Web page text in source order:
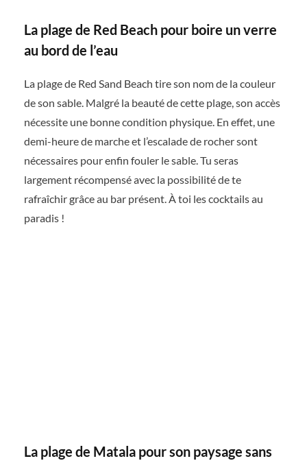
La plage de Red Beach pour boire un verre
au bord de l’eau
La plage de Red Sand Beach tire son nom de la couleur
de son sable. Malgré la beauté de cette plage, son accès
nécessite une bonne condition physique. En effet, une
demi-heure de marche et l’escalade de rocher sont
nécessaires pour enfin fouler le sable. Tu seras
largement récompensé avec la possibilité de te
rafraîchir grâce au bar présent. À toi les cocktails au
paradis !
La plage de Matala pour son paysage sans